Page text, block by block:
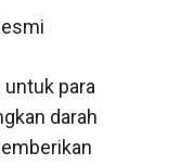
para
darah